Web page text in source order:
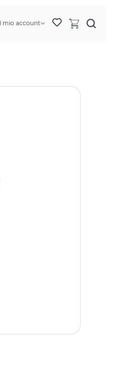
Il mio account